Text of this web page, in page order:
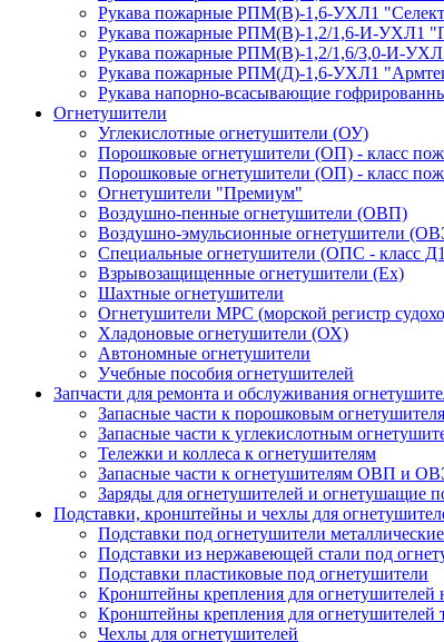
Рукава пожарные РПМ(В)-1,6-УХЛ1
Рукава пожарные РПМ(В)-1,2/1,6-И-УХЛ1
Рукава пожарные РПМ(В)-1,2/1,6/3,0-И-
Рукава пожарные РПМ(Д)-1,6-УХЛ1
Рукава напорно-всасывающие
Огнетушители
Углекислотные огнетушители (ОУ)
Порошковые огнетушители (ОП) - класс
Порошковые огнетушители (ОП) - класс
Огнетушители "Премиум"
Воздушно-пенные огнетушители (ОВП)
Воздушно-эмульсионные огнетушители
Специальные огнетушители (ОПС - класс
Взрывозащищенные огнетушители (Ex)
Шахтные огнетушители
Огнетушители МРС (морской регистр
Хладоновые огнетушители (ОХ)
Автономные огнетушители
Учебные пособия огнетушителей
Запчасти для ремонта и обслуживания
Запасные части к порошковым
Запасные части к углекислотным
Тележки и коллеса к огнетушителям
Запасные части к огнетушителям ОВП и
Заряды для огнетушителей и огнетушащие
Подставки, кронштейны и чехлы для
Подставки под огнетушители
Подставки из нержавеющей стали под
Подставки пластиковые под огнетушители
Кронштейны крепления для огнетушителей
Кронштейны крепления для огнетушителей
Чехлы для огнетушителей